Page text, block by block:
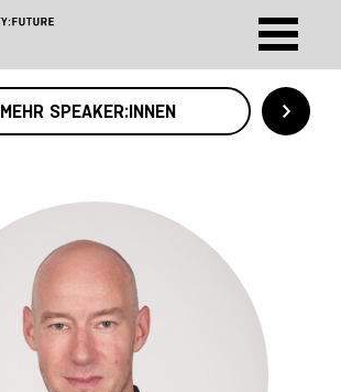
MEHR SPEAKER:INNEN